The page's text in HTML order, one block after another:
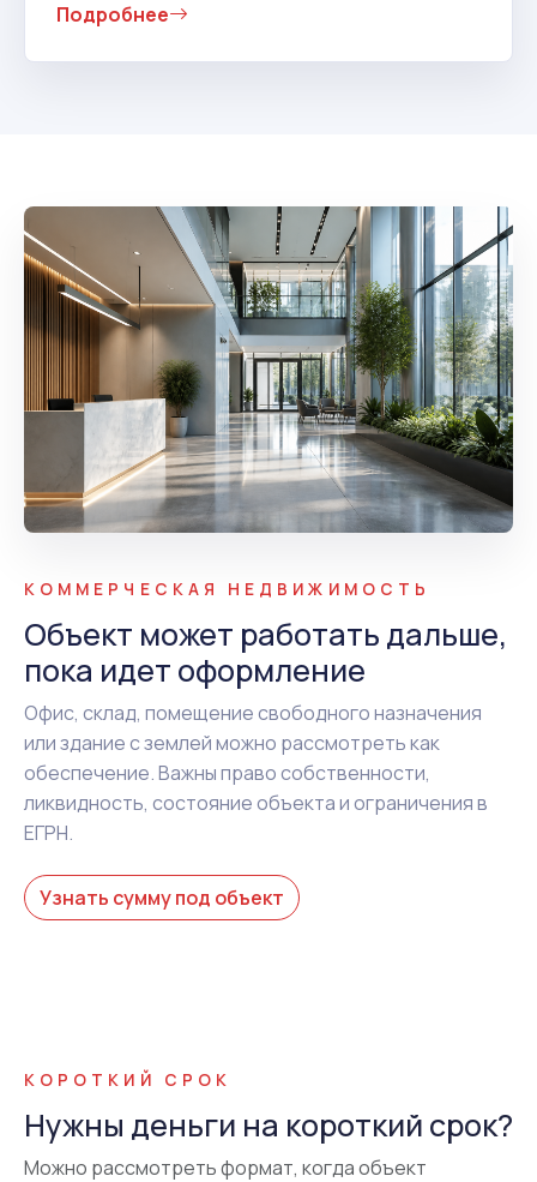
Подробнее
КОММЕРЧЕСКАЯ НЕДВИЖИМОСТЬ
Объект может работать дальше,
пока идет оформление
Офис, склад, помещение свободного назначения
или здание с землей можно рассмотреть как
обеспечение. Важны право собственности,
ликвидность, состояние объекта и ограничения в
ЕГРН.
Узнать сумму под объект
КОРОТКИЙ СРОК
Нужны деньги на короткий срок?
Можно рассмотреть формат, когда объект